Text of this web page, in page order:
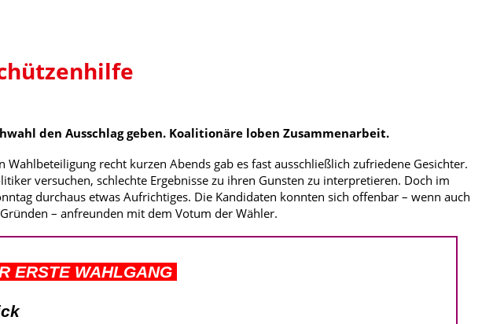
den Ausschlag geben. Koalitionäre loben Zusammenarbeit.
Wahlbeteiligung recht kurzen Abends gab es fast ausschließlich zufriedene Gesichter.
versuchen, schlechte Ergebnisse zu ihren Gunsten zu interpretieren. Doch im
durchaus etwas Aufrichtiges. Die Kandidaten konnten sich offenbar – wenn auch
– anfreunden mit dem Votum der Wähler.
ERSTE WAHLGANG